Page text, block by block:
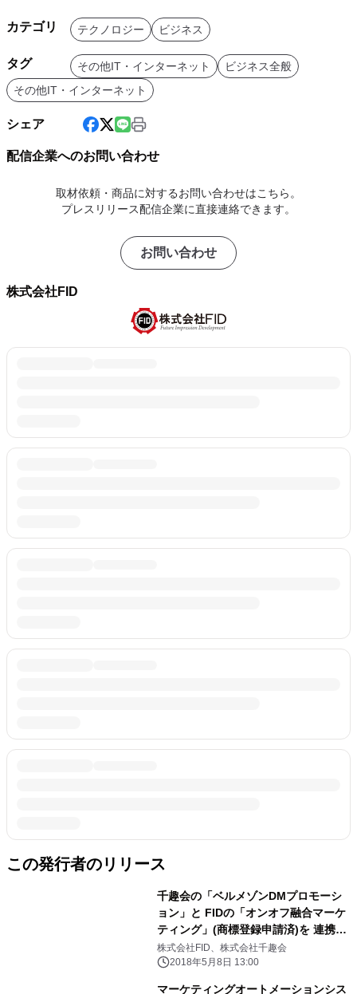
カテゴリ テクノロジー ビジネス
タグ その他IT・インターネット
ビジネス全般
その他IT・インターネット
シェア
配信企業へのお問い合わせ
取材依頼・商品に対するお問い合わせはこちら。
プレスリリース配信企業に直接連絡できます。
お問い合わせ
株式会社FID
この発行者のリリース
千趣会の「ベルメゾンDMプロモーシ
ョン」と FIDの「オンオフ融合マーケ
ティング」(商標登録申請済)を 連携し
た新サービスを開始
株式会社FID、株式会社千趣会
2018年5月8日 13:00
マーケティングオートメーションシス